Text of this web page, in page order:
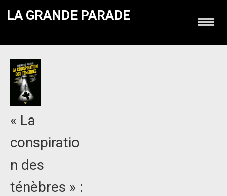
LA GRANDE PARADE
« La
conspiratio
n des
ténèbres » :